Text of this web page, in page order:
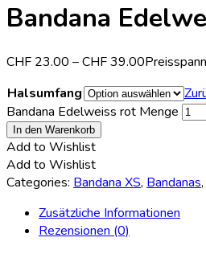
Bandana
CHF 23.00 –CHF39.00
Halsumfang
Bandana Edelweiss rot Menge
In den Warenkorb
Add to Wishlist
Add to Wishlist
Categories: Bandana XS, Bandanas,
Zusätzliche Informationen
Rezensionen (0)